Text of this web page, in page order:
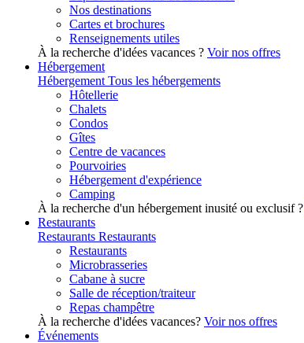
Nos destinations
Cartes et brochures
Renseignements utiles
À la recherche d'idées vacances ? Voir nos offres
Hébergement
Hébergement Tous les hébergements
Hôtellerie
Chalets
Condos
Gîtes
Centre de vacances
Pourvoiries
Hébergement d'expérience
Camping
À la recherche d'un hébergement inusité ou exclusif ?
Restaurants
Restaurants Restaurants
Restaurants
Microbrasseries
Cabane à sucre
Salle de réception/traiteur
Repas champêtre
À la recherche d'idées vacances? Voir nos offres
Événements